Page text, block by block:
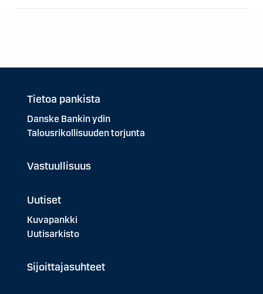
Tietoa pankista
Danske Bankin ydin
Talousrikollisuuden torjunta
Vastuullisuus
Uutiset
Kuvapankki
Uutisarkisto
Sijoittajasuhteet